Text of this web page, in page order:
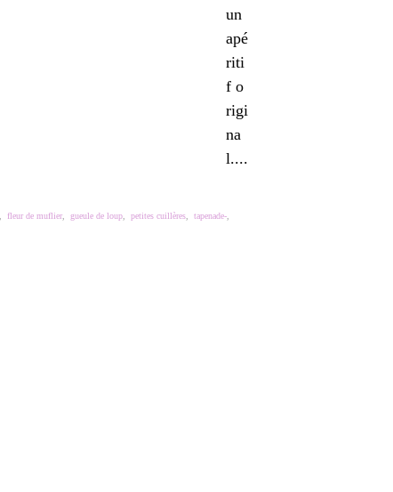
un
apé
riti
f o
rigi
na
l....
fleur de muflier, gueule de loup petites cuillères tapenade-